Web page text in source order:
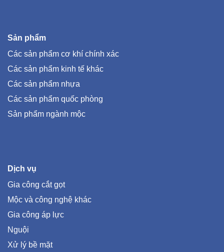
Sản phẩm
Các sản phẩm cơ khí chính xác
Các sản phẩm kinh tế khác
Các sản phẩm nhựa
Các sản phẩm quốc phòng
Sản phẩm ngành mộc
Dịch vụ
Gia công cắt gọt
Mộc và công nghệ khác
Gia công áp lực
Nguội
Xử lý bề mặt